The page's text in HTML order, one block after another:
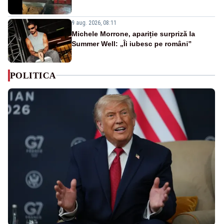
9 aug. 2026, 08:11
Michele Morrone, apariție surpriză la
Summer Well: „Îi iubesc pe români”
POLITICA